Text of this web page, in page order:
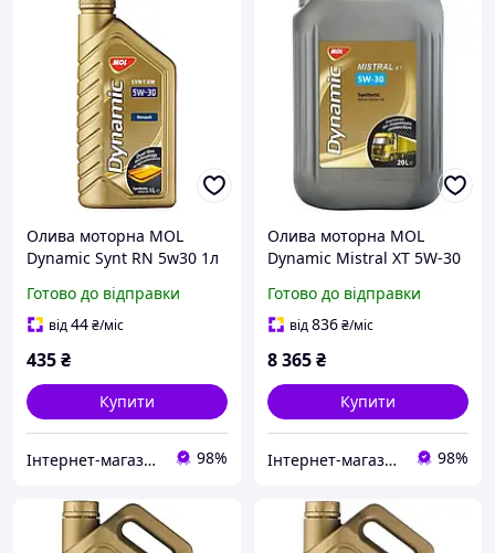
Олива моторна MOL
Dynamic Synt RN 5w30 1л
Готово до відправки
від44₴/міс
435₴
Купити
Інтернет-магазин «АвтоДруг» 98%
Олива моторна MOL
Dynamic Mistral XT 5W-30
Готово до відправки
від836₴/міс
8 365₴
Купити
Інтернет-магазин «АвтоДруг» 98%